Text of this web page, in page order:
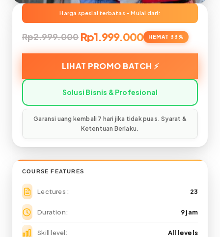
Rp2.999.000 Rp1.999.000
COURSE FEATURES
Lectures 23
Duration 9 jam
Skill level All levels